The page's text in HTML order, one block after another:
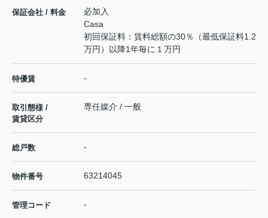
保証会社 / 料金
必加入
Casa
初回保証料：賃料総額の30％（最低保証料1.2
万円）以降1年毎に１万円
特優賃 -
取引態様 /
賃貸区分
専任媒介 / 一般
総戸数 -
物件番号 63214045
管理コード -